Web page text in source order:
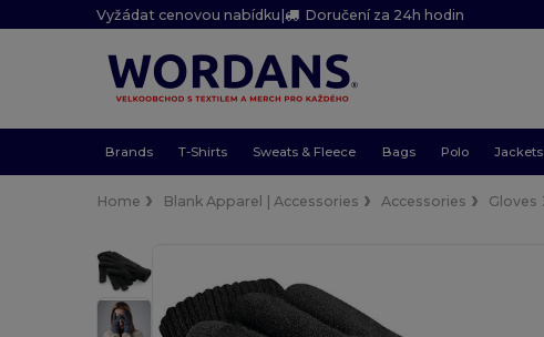
Vyžádat cenovou nabídku| Doručení za 24h hodin
Brands T-Shirts Sweats & Fleece Bags Polo Jackets
Home Blank Apparel | Accessories Accessories Gloves